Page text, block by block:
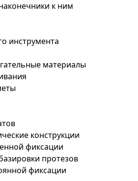
к ним
инструмента
материалы
конструкции
фиксации
протезов
фиксации